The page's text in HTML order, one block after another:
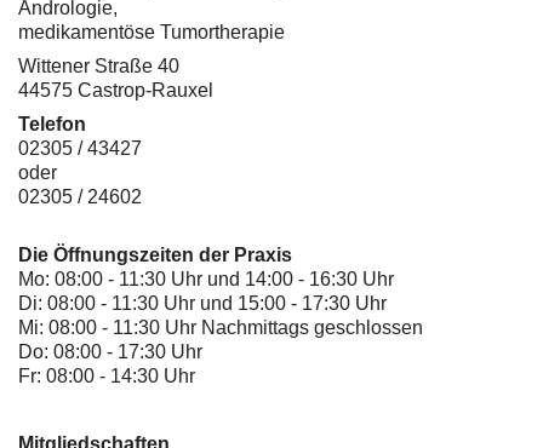
Andrologie,
medikamentöse Tumortherapie
Wittener Straße 40
44575 Castrop-Rauxel
Telefon
02305 / 43427
oder
02305 / 24602
Die Öffnungszeiten der Praxis
Mo: 08:00 - 11:30 Uhr und 14:00 - 16:30 Uhr
Di: 08:00 - 11:30 Uhr und 15:00 - 17:30 Uhr
Mi: 08:00 - 11:30 Uhr Nachmittags geschlossen
Do: 08:00 - 17:30 Uhr
Fr: 08:00 - 14:30 Uhr
Mitgliedschaften